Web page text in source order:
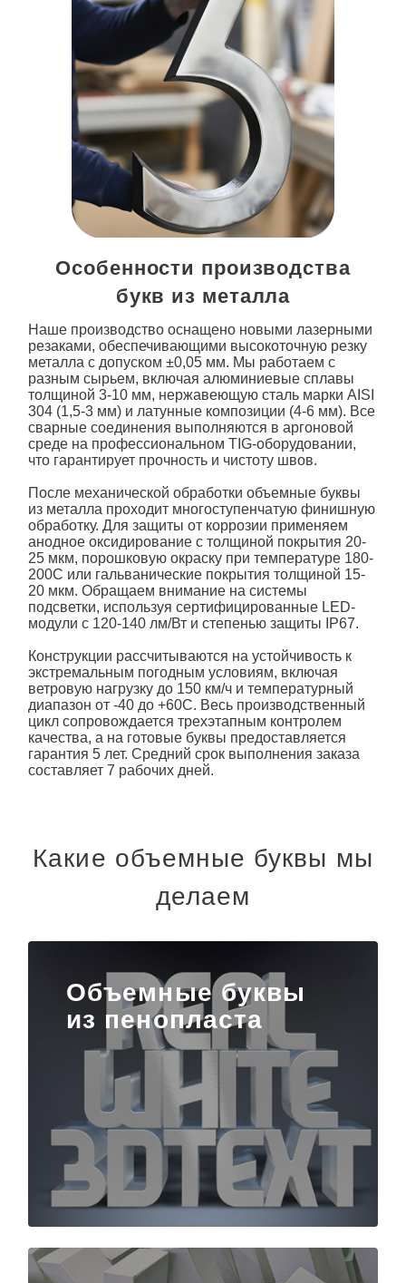
Особенности производства
букв из металла
Наше производство оснащено новыми лазерными
резаками, обеспечивающими высокоточную резку
металла с допуском ±0,05 мм. Мы работаем с
разным сырьем, включая алюминиевые сплавы
толщиной 3-10 мм, нержавеющую сталь марки AISI
304 (1,5-3 мм) и латунные композиции (4-6 мм). Все
сварные соединения выполняются в аргоновой
среде на профессиональном TIG-оборудовании,
что гарантирует прочность и чистоту швов.
После механической обработки объемные буквы
из металла проходит многоступенчатую финишную
обработку. Для защиты от коррозии применяем
анодное оксидирование с толщиной покрытия 20-
25 мкм, порошковую окраску при температуре 180-
200C или гальванические покрытия толщиной 15-
20 мкм. Обращаем внимание на системы
подсветки, используя сертифицированные LED-
модули с 120-140 лм/Вт и степенью защиты IP67.
Конструкции рассчитываются на устойчивость к
экстремальным погодным условиям, включая
ветровую нагрузку до 150 км/ч и температурный
диапазон от -40 до +60C. Весь производственный
цикл сопровождается трехэтапным контролем
качества, а на готовые буквы предоставляется
гарантия 5 лет. Средний срок выполнения заказа
составляет 7 рабочих дней.
Какие объемные буквы мы
делаем
Объемные буквы
из пенопласта